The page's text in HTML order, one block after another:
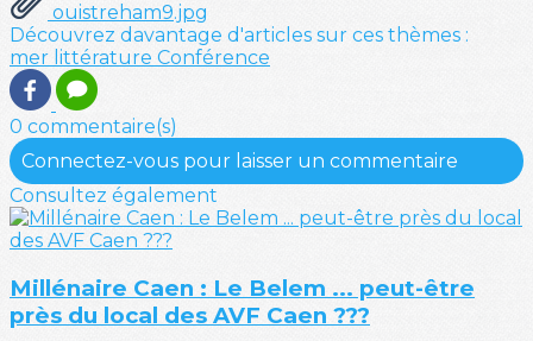
ouistreham9.jpg
Découvrez davantage d'articles sur ces thèmes :
mer littérature Conférence
0 commentaire(s)
Connectez-vous pour laisser un commentaire
Consultez également
Millénaire Caen : Le Belem ... peut-être
près du local des AVF Caen ???